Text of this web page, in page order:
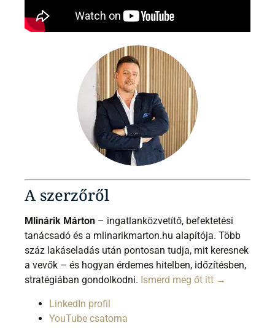
A szerzőről
Mlinárik Márton – ingatlanközvetítő, befektetési
tanácsadó és a mlinarikmarton.hu alapítója. Több
száz lakáseladás után pontosan tudja, mit keresnek
a vevők – és hogyan érdemes hitelben, időzítésben,
stratégiában gondolkodni. Ismerd meg őt itt →
LinkedIn profil
YouTube csatorna